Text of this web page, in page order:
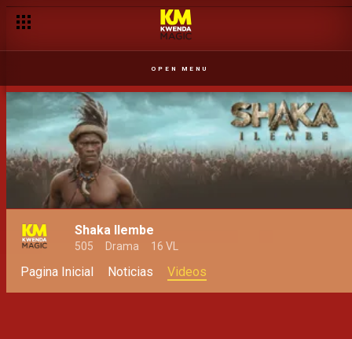
OPEN MENU
Shaka Ilembe
505 Drama 16 VL
Pagina Inicial Noticias Videos